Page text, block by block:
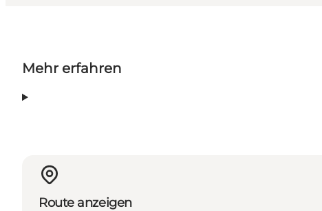
Mehr erfahren
Route anzeigen